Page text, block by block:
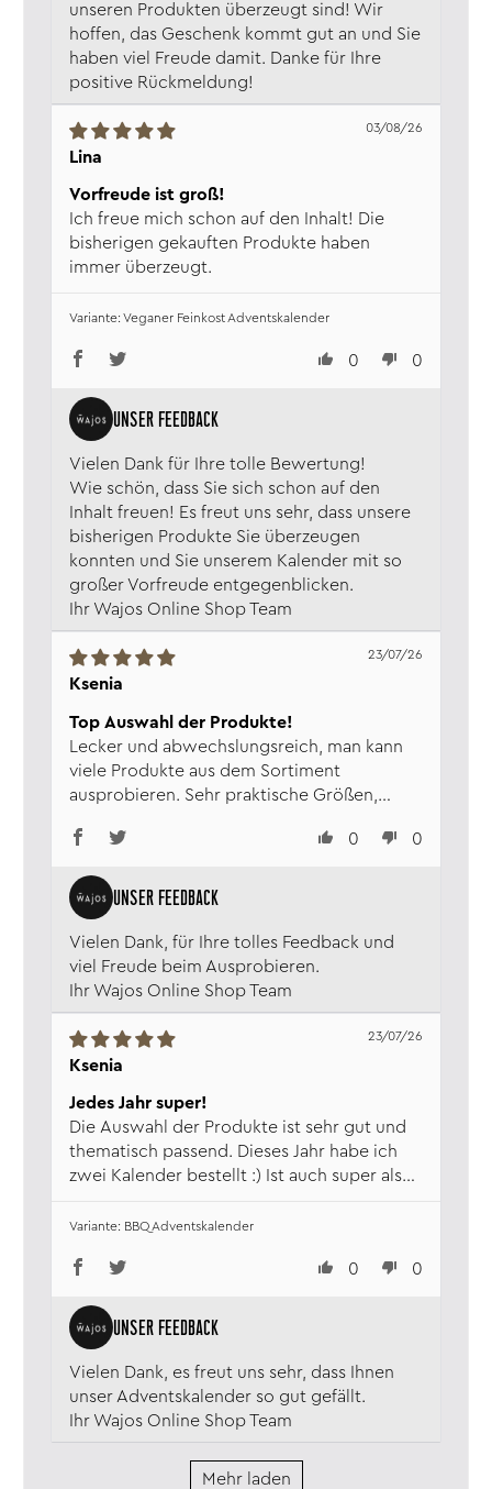
Herzen höherschlagen lässt.
Verkehrs­bezeichnung:
Adventskalender
lichtgeschützt lagern.
Verantw. Lebensmittel­
unseren Produkten überzeugt sind! Wir
hoffen, das Geschenk kommt gut an und Sie
haben viel Freude damit. Danke für Ihre
positive Rückmeldung!
Lina
03/08/26
Vorfreude ist groß!
Ich freue mich schon auf den Inhalt! Die
bisherigen gekauften Produkte haben
immer überzeugt.
0 0
Vielen Dank für Ihre tolle Bewertung!
Wie schön, dass Sie sich schon auf den
Inhalt freuen! Es freut uns sehr, dass unsere
bisherigen Produkte Sie überzeugen
konnten und Sie unserem Kalender mit so
großer Vorfreude entgegenblicken.
Ihr Wajos Online Shop Team
Veganer Feinkost Adventskalender
Ksenia
23/07/26
Top Auswahl der Produkte!
Lecker und abwechslungsreich, man kann
viele Produkte aus dem Sortiment
ausprobieren. Sehr praktische Größen,
0
0
Vielen Dank, für Ihre tolles Feedback und
viel Freude beim Ausprobieren.
Ihr Wajos Online Shop Team
Ksenia
23/07/26
Jedes Jahr super!
Die Auswahl der Produkte ist sehr gut und
thematisch passend. Dieses Jahr habe ich
zwei Kalender bestellt :) Ist auch super als
0 0
Vielen Dank, es freut uns sehr, dass Ihnen
unser Adventskalender so gut gefällt.
Ihr Wajos Online Shop Team
BBQ Adventskalender
Mehr laden